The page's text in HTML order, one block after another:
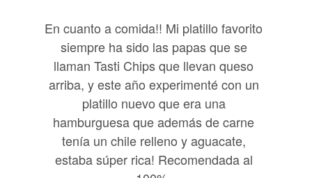
En cuanto a comida!! Mi platillo favorito
siempre ha sido las papas que se
llaman Tasti Chips que llevan queso
arriba, y este año experimenté con un
platillo nuevo que era una
hamburguesa que además de carne
tenía un chile relleno y aguacate,
estaba súper rica! Recomendada al